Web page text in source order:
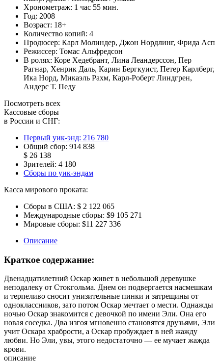
Хронометраж: 1 час 55 мин.
Год: 2008
Возраст: 18+
Количество копий: 4
Продюсер: Карл Молиндер, Джон Нордлинг, Фрида Асп
Режиссер: Томас Альфредсон
В ролях: Коре Хедебрант, Лина Леандерссон, Пер
Рагнар, Хенрик Даль, Карин Бергкуист, Петер Карлберг,
Ика Норд, Микаэль Рахм, Карл-Роберт Линдгрен,
Андерс Т. Педу
Посмотреть всех
Кассовые сборы
в России и СНГ:
Первый уик-энд: 216 780
Общий сбор: 914 838
$ 26 138
Зрителей: 4 180
Сборы по уик-эндам
Касса мирового проката:
Сборы в США: $ 2 122 065
Международные сборы: $9 105 271
Мировые сборы: $11 227 336
Описание
Краткое содержание:
Двенадцатилетний Оскар живет в небольшой деревушке
неподалеку от Стокгольма. Днем он подвергается насмешкам
и терпеливо сносит унизительные пинки и затрещины от
одноклассников, зато потом Оскар мечтает о мести. Однажды
ночью Оскар знакомится с девочкой по имени Эли. Она его
новая соседка. Два изгоя мгновенно становятся друзьями, Эли
учит Оскара храбрости, а Оскар пробуждает в ней жажду
любви. Но Эли, увы, этого недостаточно — ее мучает жажда
крови.
описание